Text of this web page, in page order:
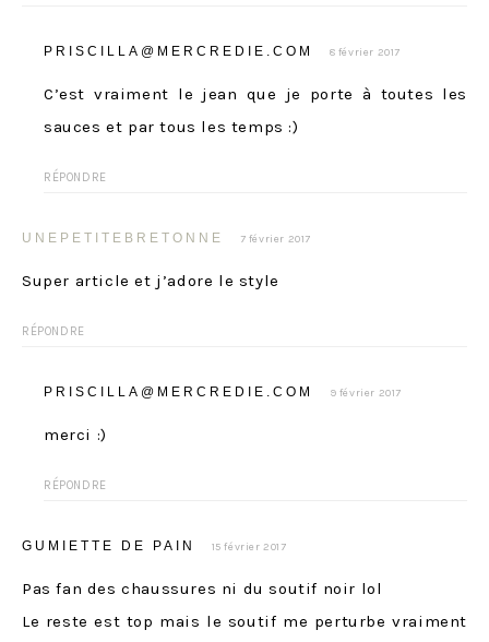
PRISCILLA@MERCREDIE.COM 8 février 2017
C’est vraiment le jean que je porte à toutes les
sauces et par tous les temps :)
RÉPONDRE
UNEPETITEBRETONNE 7 février 2017
Super article et j’adore le style
RÉPONDRE
PRISCILLA@MERCREDIE.COM 9 février 2017
merci :)
RÉPONDRE
GUMIETTE DE PAIN 15 février 2017
Pas fan des chaussures ni du soutif noir lol
Le reste est top mais le soutif me perturbe vraiment